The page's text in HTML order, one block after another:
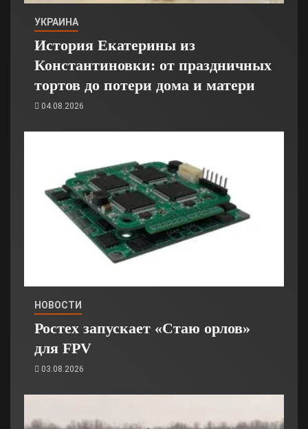
УКРАИНА
История Екатерины из
Константиновки: от праздничных
тортов до потери дома и матери
04.08.2026
НОВОСТИ
Ростех запускает «Стаю орлов»
для FPV
03.08.2026